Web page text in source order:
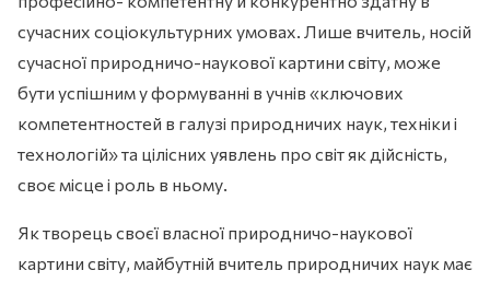
сучасних соціокультурних умовах. Лише вчитель, носій
сучасної природничо-наукової картини світу, може
бути успішним у формуванні в учнів «ключових
компетентностей в галузі природничих наук, техніки і
технологій» та цілісних уявлень про світ як дійсність,
своє місце і роль в ньому.
Як творець своєї власної природничо-наукової
картини світу, майбутній вчитель природничих наук має